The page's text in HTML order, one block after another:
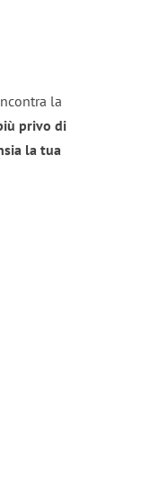
la
privo di
la tua